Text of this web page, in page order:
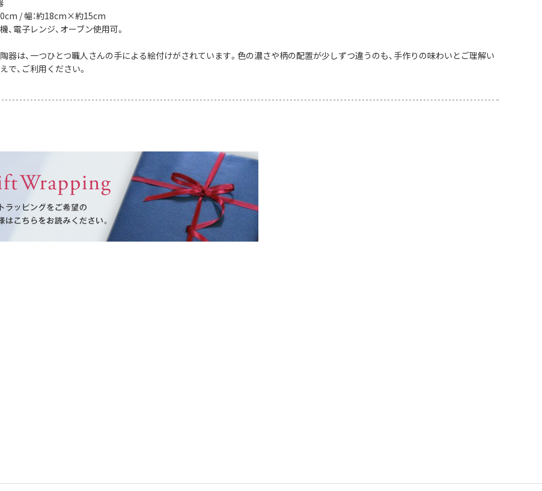
/ 幅：約18cm×約15cm
電子レンジ、オーブン使用可。
器は、一つひとつ職人さんの手による絵付けがされています。色の濃さや柄の配置が少しずつ違うのも、手作りの味わいとご理解い
で、ご利用ください。